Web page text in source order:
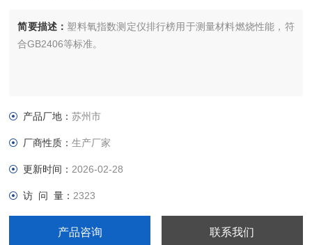
简要描述： 塑料氧指数测定仪排行榜用于测量材料燃烧性能，符
合GB2406等标准。
产品厂地：苏州市
厂商性质：生产厂家
更新时间： 2026-02-28
访 问 量： 2323
产品咨询 联系我们